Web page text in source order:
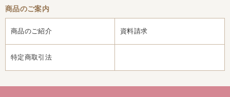
商品のご案内
商品のご紹介 資料請求
特定商取引法